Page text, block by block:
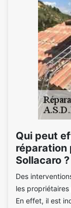
Qui peut
réparation
Sollacaro ?
Des
les
En effet, il est